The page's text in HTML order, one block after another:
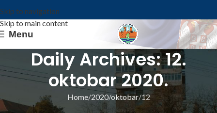
Skip to navigation
Skip to main content
Menu
Daily Archives: 12.
oktobar 2020.
Home 2020 oktobar 12
ИЗ ОПШТИНЕ